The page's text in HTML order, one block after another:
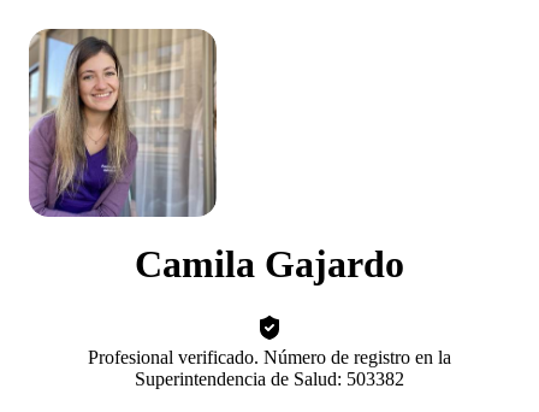
Camila Gajardo
Profesional verificado. Número de registro en la
Superintendencia de Salud: 503382